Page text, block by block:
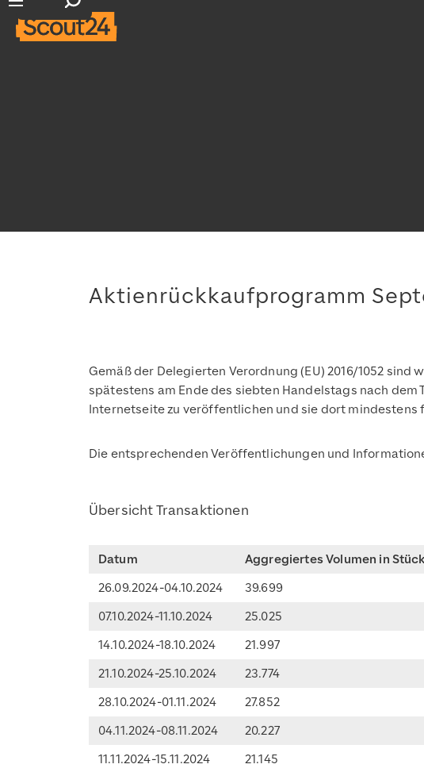
Hauptnavigation öffnen
Suchfeld öffnen
Aktienrückkaufprogramm
Gemäß der Delegierten Verordnung (EU) 2016/1052
spätestens am Ende des siebten Handelstags nach
Internetseite zu veröffentlichen und sie dort mindestens
Die entsprechenden Veröffentlichungen und
Übersicht Transaktionen
Datum Aggregiertes Volumen in
26.09.2024-04.10.2024
39.699
07.10.2024-11.10.2024
25.025
14.10.2024-18.10.2024
21.997
21.10.2024-25.10.2024
23.774
28.10.2024-01.11.2024
27.852
04.11.2024-08.11.2024
20.227
11.11.2024-15.11.2024
21.145